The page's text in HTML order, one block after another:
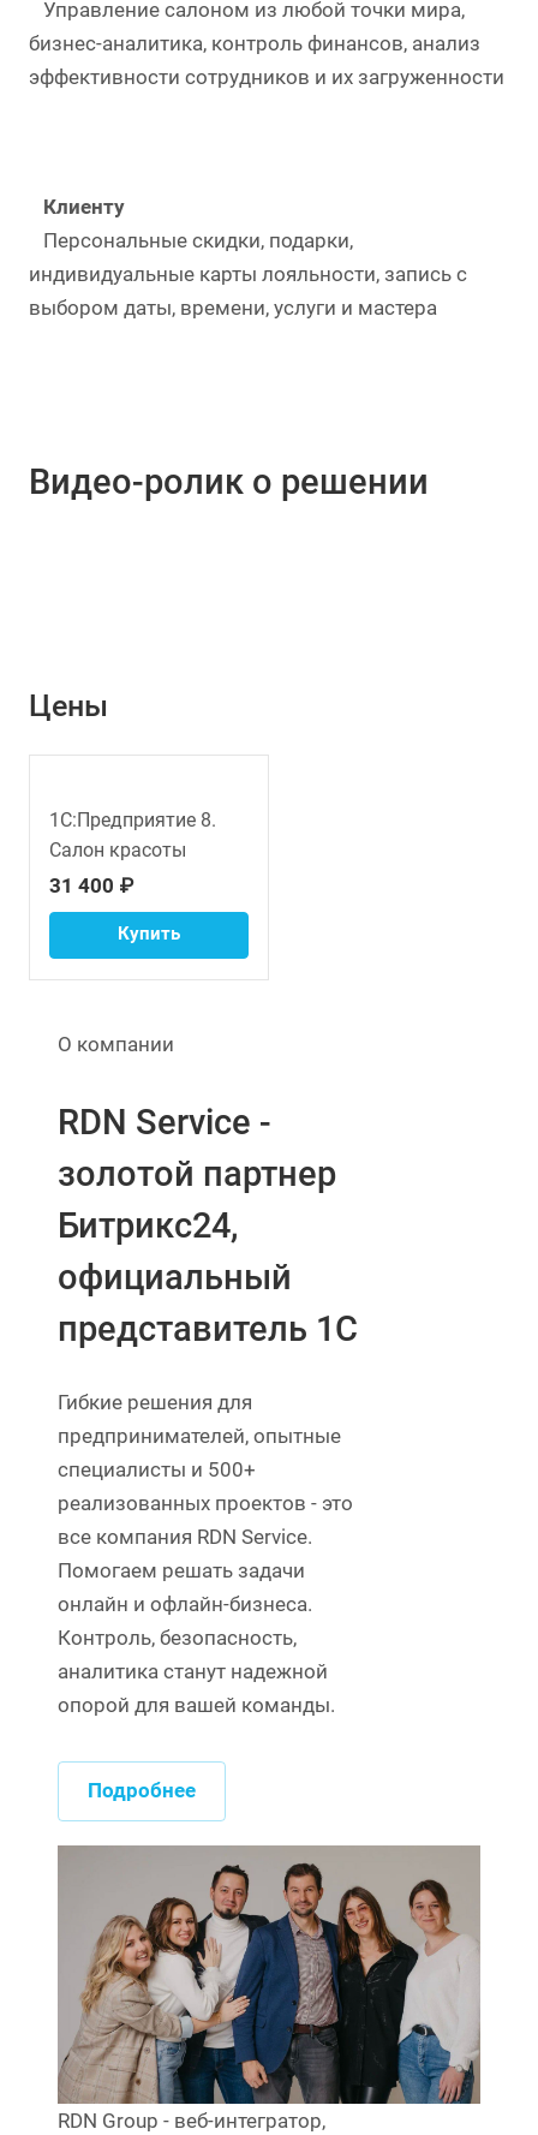
Управление салоном из любой точки мира,
бизнес-аналитика, контроль финансов, анализ
эффективности сотрудников и их загруженности
Клиенту
Персональные скидки, подарки,
индивидуальные карты лояльности, запись с
выбором даты, времени, услуги и мастера
Видео-ролик о решении
Цены
1С:Предприятие 8.
Салон красоты
31 400 ₽
Купить
О компании
RDN Service -
золотой партнер
Битрикс24,
официальный
представитель 1С
Гибкие решения для
предпринимателей, опытные
специалисты и 500+
реализованных проектов - это
все компания RDN Service.
Помогаем решать задачи
онлайн и офлайн-бизнеса.
Контроль, безопасность,
аналитика станут надежной
опорой для вашей команды.
Подробнее
RDN Group - веб-интегратор,